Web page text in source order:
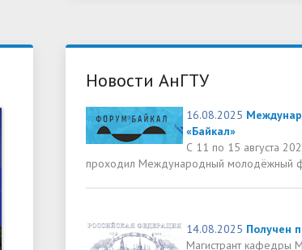
Новости АнГТУ
16.08.2025
«Байкал»
С 11 по 15 августа
проходил Международный молодёжный
14.08.2025 Получен
Магистрант кафедры